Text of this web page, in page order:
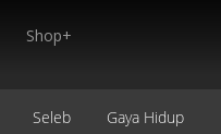
Shop+
Seleb Gaya Hidup